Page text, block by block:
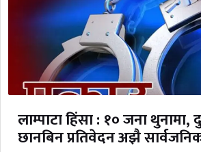
लाम्पाटा हिंसा : १० जना थुनामा,
छानबिन प्रतिवेदन अझै